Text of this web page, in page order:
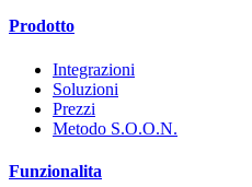
Prodotto
Integrazioni
Soluzioni
Prezzi
Metodo S.O.O.N.
Funzionalita